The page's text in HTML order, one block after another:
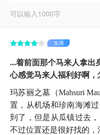
可以输入1000字
实用
...着前面那个马来人拿
心感觉马来人福利好啊
玛苏丽之墓（Mahsuri
置，从机场和珍南海滩
到了，但是从瓜镇过去
不过位置还是很好找的，